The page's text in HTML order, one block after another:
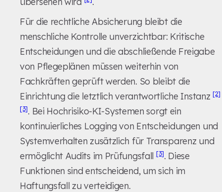
Für die rechtliche Absicherung bleibt die
menschliche Kontrolle unverzichtbar: Kritische
Entscheidungen und die abschließende Freigabe
von Pflegeplänen müssen weiterhin von
Fachkräften geprüft werden. So bleibt die
Einrichtung die letztlich verantwortliche Instanz[2]
[3]. Bei Hochrisiko-KI-Systemen sorgt ein
kontinuierliches Logging von Entscheidungen und
Systemverhalten zusätzlich für Transparenz und
ermöglicht Audits im Prüfungsfall[3]. Diese
Funktionen sind entscheidend, um sich im
Haftungsfall zu verteidigen.